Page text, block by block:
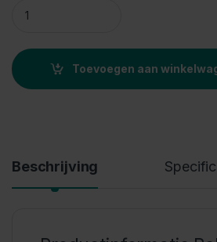
Toevoegen aan
Beschrijving